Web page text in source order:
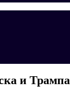
и Трампа